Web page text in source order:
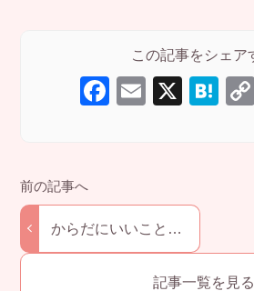
F
b
o
o
E X H
からだにいいことセ
ました。
記事一覧を見る